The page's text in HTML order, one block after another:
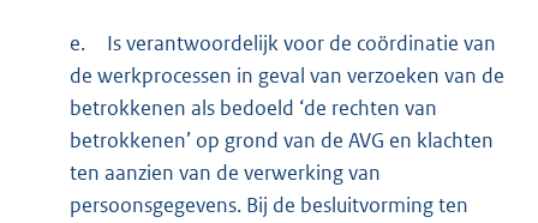
e.
Is verantwoordelijk voor de coördinatie van
de werkprocessen in geval van verzoeken van de
betrokkenen als bedoeld ‘de rechten van
betrokkenen’ op grond van de AVG en klachten
ten aanzien van de verwerking van
persoonsgegevens. Bij de besluitvorming ten